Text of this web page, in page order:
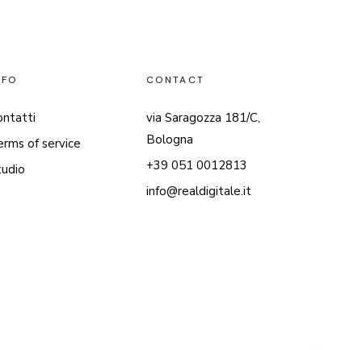
of service
CONTACT
via Saragozza 181/C,
Bologna
+39 051 0012813
info@realdigitale.it